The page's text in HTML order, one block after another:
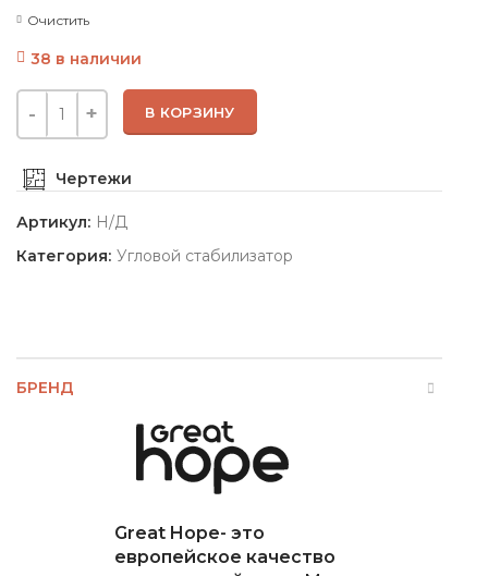
Очистить
38 в наличии
В КОРЗИНУ
Чертежи
Артикул: Н/Д
Категория: Угловой стабилизатор
БРЕНД
Great Hope- это
европейское качество